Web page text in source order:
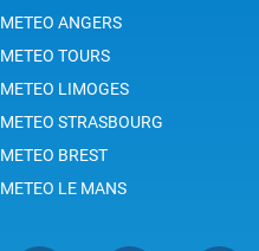
METEO ANGERS
METEO TOURS
METEO LIMOGES
METEO STRASBOURG
METEO BREST
METEO LE MANS